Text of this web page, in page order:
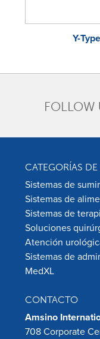
Y-
FOLLOW
CATEGORÍAS
Sistemas de
Sistemas de
Sistemas de
Soluciones
Atención
Sistemas de
MedXL
CONTACTO
Amsino
708 Corporate